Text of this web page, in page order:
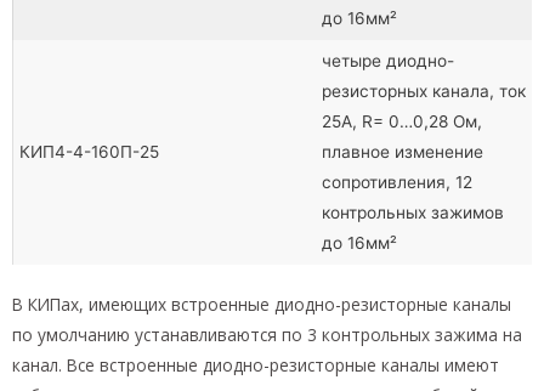
до 16мм²
КИП4-4-160П-25
четыре диодно-
резисторных канала, ток
25А, R= 0…0,28 Ом,
плавное изменение
сопротивления, 12
контрольных зажимов
до 16мм²
В КИПах, имеющих встроенные диодно-резисторные каналы
по умолчанию устанавливаются по 3 контрольных зажима на
канал. Все встроенные диодно-резисторные каналы имеют